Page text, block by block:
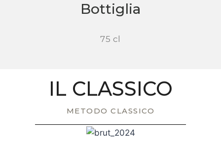
Bottiglia
75 cl
IL CLASSICO
METODO CLASSICO